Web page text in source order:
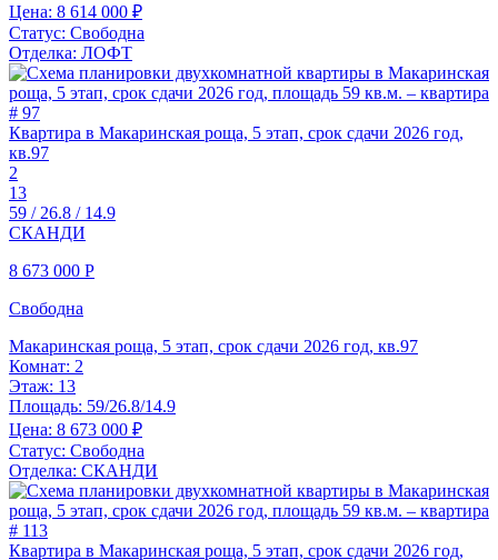
Цена: 8 614 000 ₽
Статус: Свободна
Отделка: ЛОФТ
Квартира в Макаринская роща, 5 этап, срок сдачи 2026 год,
кв.97
2
13
59 / 26.8 / 14.9
СКАНДИ
8 673 000 Р
Свободна
Макаринская роща, 5 этап, срок сдачи 2026 год, кв.97
Комнат: 2
Этаж: 13
Площадь: 59/26.8/14.9
Цена: 8 673 000 ₽
Статус: Свободна
Отделка: СКАНДИ
Квартира в Макаринская роща, 5 этап, срок сдачи 2026 год,